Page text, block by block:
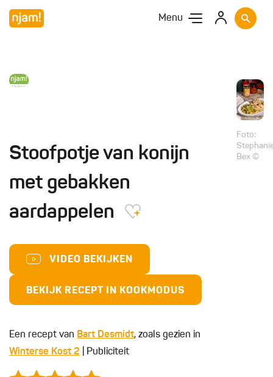
Menu
Stoofpotje van konijn
met gebakken
aardappelen
VIDEO BEKIJKEN
BEKIJK RECEPT IN KOOKMODUS
Een recept van Bart Desmidt, zoals gezien in
Winterse Kost 2 | Publiciteit
Foto:
Bex ©